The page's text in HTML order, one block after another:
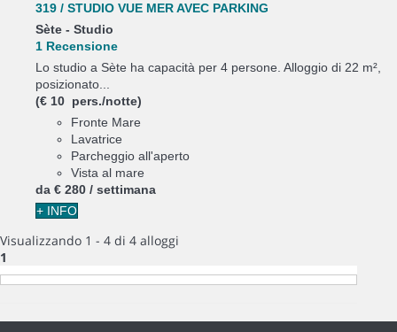
319 / STUDIO VUE MER AVEC PARKING
Sète - Studio
1 Recensione
Lo studio a Sète ha capacità per 4 persone. Alloggio di 22 m²,
posizionato...
(€ 10 pers./notte)
Fronte Mare
Lavatrice
Parcheggio all'aperto
Vista al mare
da € 280 / settimana
+ INFO
Visualizzando 1 - 4 di 4 alloggi
1